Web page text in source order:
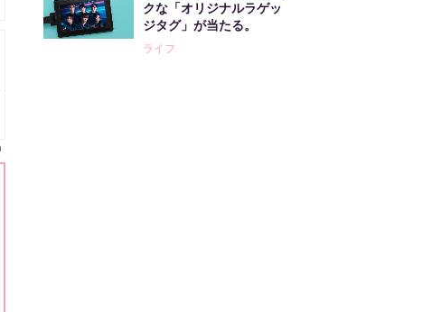
クな「オリジナルラゲッ
ジタグ」が当たる。
ライフ